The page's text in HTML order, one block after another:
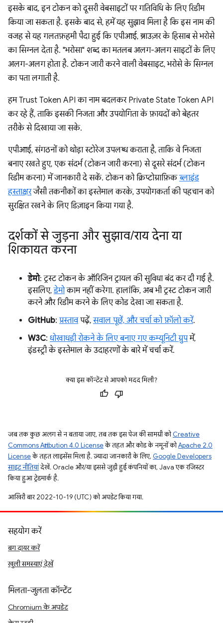
इसके बाद, इन टोकन को दूसरी वेबसाइटों पर गतिविधि के लिए रिडीम
किया जा सकता है. इसके बाद से, हमें यह सुझाव मिला है कि इस नाम की
वजह से यह गलतफ़हमी पैदा हुई कि एपीआई, ब्राउज़र के हिसाब से भरोसे
का सिग्नल देता है. "भरोसा" शब्द का मतलब अलग-अलग साइटों के लिए
अलग-अलग होता है. टोकन जारी करने वाली वेबसाइट, भरोसे के सिग्नल
का पता लगाती है.
हम Trust Token API का नाम बदलकर Private State Token API
कर रहे हैं, ताकि इसकी निजता और उपयोगिता के फ़ायदों को बेहतर
तरीके से दिखाया जा सके.
एपीआई, संगठनों को थोड़ा स्टोरेज उपलब्ध कराता है, ताकि वे निजता
बनाए रखते हुए, एक संदर्भ (टोकन जारी करना) से दूसरे संदर्भ (टोकन
रिडीम करना) में जानकारी दे सकें. टोकन को क्रिप्टोग्राफ़िकब्लाइंड
हस्ताक्षरजैसी तकनीकों का इस्तेमाल करके, उपयोगकर्ता की पहचान को
सुरक्षित रखने के लिए डिज़ाइन किया गया है.
दर्शकों से जुड़ना और सुझाव/राय देना या
शिकायत करना
डेमो: ट्रस्ट टोकन के ऑरिजिन ट्रायल की सुविधा बंद कर दी गई है.
इसलिए,डेमोकाम नहीं करेगा. हालांकि, अब भी ट्रस्ट टोकन जारी
करने और रिडीम करने के लिए कोड देखा जा सकता है.
GitHub: प्रस्तावपढ़ें,सवाल पूछें, और चर्चा को फ़ॉलो करें.
W3C: धोखाधड़ी रोकने के लिए बनाए गए कम्यूनिटी ग्रुपमें,
इंडस्ट्री के इस्तेमाल के उदाहरणों के बारे में चर्चा करें.
क्या इस कॉन्टेंट से आपको मदद मिली?
जब तक कुछ अलग से न बताया जाए, तब तक इस पेज की सामग्री कोCreative
Commons Attribution 4.0 Licenseके तहत और कोड के नमूनों कोApache 2.0
Licenseके तहत लाइसेंस मिला है. ज़्यादा जानकारी के लिए, Google Developers
साइट नीतियांदेखें. Oracle और/या इससे जुड़ी हुई कंपनियों का, Java एक रजिस्टर
किया हुआ ट्रेडमार्क है.
आखिरी बार 2022-10-19 (UTC) को अपडेट किया गया.
सहयोग करें
बग दायर करें
खुली समस्याएं देखें
मिलता-जुलता कॉन्टेंट
Chromium के अपडेट